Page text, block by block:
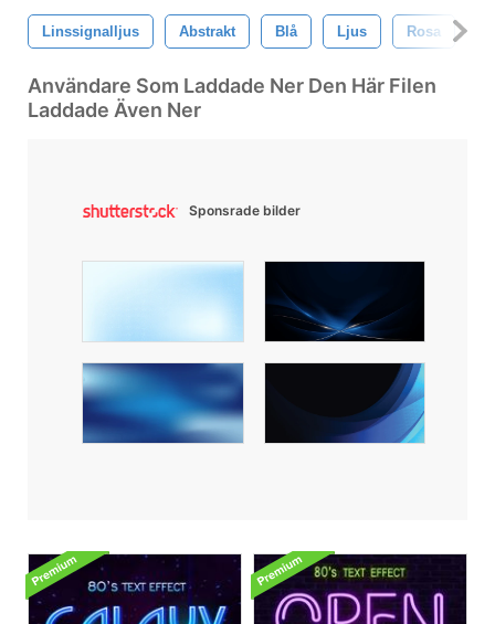
Linssignalljus Abstrakt Blå Ljus Rosa
Användare Som Laddade Ner Den Här Filen
Laddade Även Ner
Sponsrade bilder